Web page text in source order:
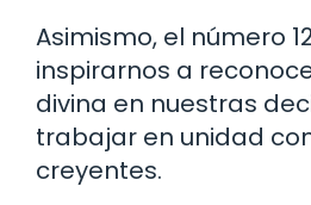
Asimismo, el número
inspirarnos a
divina en nuestras
trabajar en unidad
creyentes.